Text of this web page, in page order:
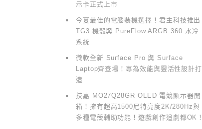
示卡正式上市
今夏最佳的電腦裝機選擇！君主科技推出
TG3 機殼與 PureFlow ARGB 360 水冷
系統
微軟全新 Surface Pro 與 Surface
Laptop齊登場！專為效能與靈活性設計打
造
技嘉 MO27Q28GR OLED 電競顯示器開
箱！擁有超高1500尼特亮度2K/280Hz與
多種電競輔助功能！遊戲創作追劇都OK！